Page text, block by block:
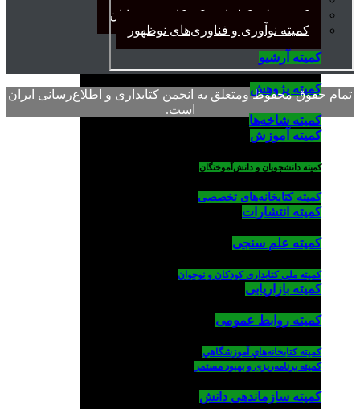
کمیته ملی کتابداری کودکان و نوجوانان
کمیته نوآوری و فناوری‌های نوظهور
کمیته آرشیو
کمیته پژوهش
کمیته شاخه‌ها
کمیته آموزش
کمیته دانشجویان و دانش‌آموختگان
کمیته کتابخانه‌های تخصصی
کمیته انتشارات
کمیته علم سنجی
کمیته ملی کتابداری کودکان و نوجوان
کمیته بازاریابی
کمیته روابط عمومی
كميته كتابخانه‌هاي آموزشگاهي
کمیته برنامه‌ریزی و بهبود مستمر
کمیته سازماندهی دانش
تمام حقوق محفوظ ومتعلق به انجمن کتابداری و اطلاع‌رسانی ایران
است.